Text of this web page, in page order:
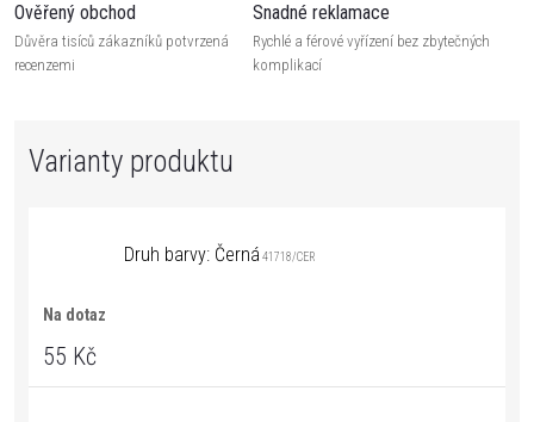
Ověřený obchod
Důvěra tisíců zákazníků potvrzená
recenzemi
Snadné reklamace
Rychlé a férové vyřízení bez zbytečných
komplikací
Druh barvy: Černá 41718/CER
Na dotaz
55 Kč